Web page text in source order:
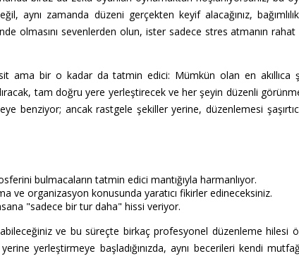
aynı zamanda düzeni gerçekten keyif alacağınız,
olmasını sevenlerden olun, ister sadece stres atmanın
ama bir o kadar da tatmin edici: Mümkün olan en akıllıca
tam doğru yere yerleştirecek ve her şeyin düzenli
benziyor; ancak rastgele şekiller yerine, düzenlemesi
bulmacaların tatmin edici mantığıyla harmanlıyor.
ve organizasyon konusunda yaratıcı fikirler edineceksiniz.
"sadece bir tur daha" hissi veriyor.
ve bu süreçte birkaç profesyonel düzenleme hilesi
yerleştirmeye başladığınızda, aynı becerileri kendi